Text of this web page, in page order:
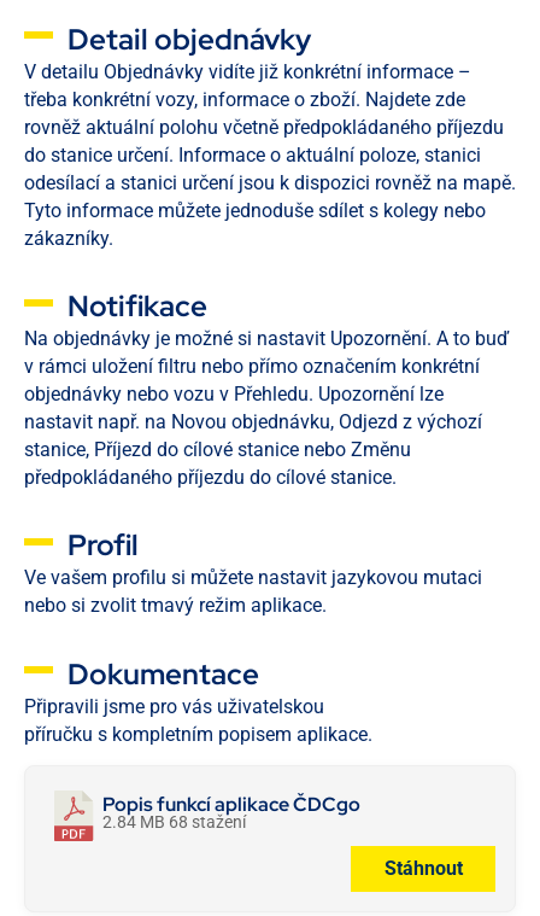
Detail objednávky​
V detailu Objednávky vidíte již konkrétní informace –
třeba konkrétní vozy, informace o zboží. Najdete zde
rovněž aktuální polohu včetně předpokládaného příjezdu
do stanice určení. Informace o aktuální poloze, stanici
odesílací a stanici určení jsou k dispozici rovněž na mapě.
Tyto informace můžete jednoduše sdílet s kolegy nebo
zákazníky.
Notifikace​
Na objednávky je možné si nastavit Upozornění. A to buď
v rámci uložení filtru nebo přímo označením konkrétní
objednávky nebo vozu v Přehledu. Upozornění lze
nastavit např. na Novou objednávku, Odjezd z výchozí
stanice, Příjezd do cílové stanice nebo Změnu
předpokládaného příjezdu do cílové stanice.
Profil
Ve vašem profilu si můžete nastavit jazykovou mutaci
nebo si zvolit tmavý režim aplikace.
Dokumentace
Připravili jsme pro vás uživatelskou
příručku s kompletním popisem aplikace.
Popis funkcí aplikace ČDCgo
2.84 MB 68 stažení
Stáhnout